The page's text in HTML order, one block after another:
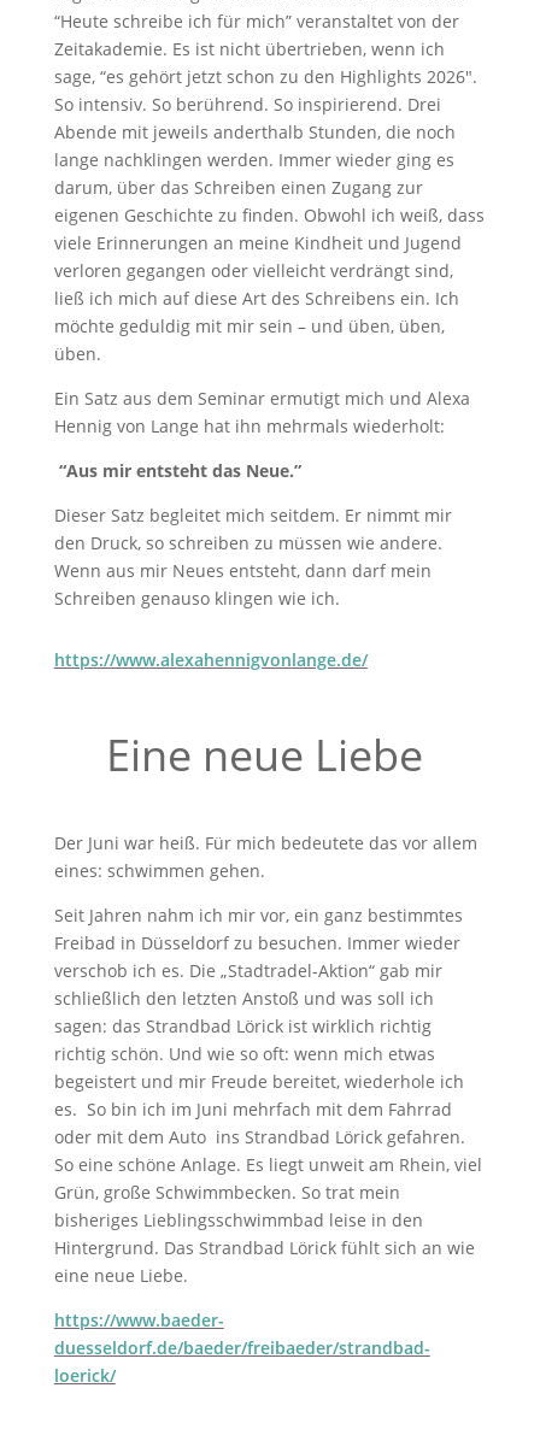
“Heute schreibe ich für mich” veranstaltet von der
Zeitakademie. Es ist nicht übertrieben, wenn ich
sage, “es gehört jetzt schon zu den Highlights 2026″.
So intensiv. So berührend. So inspirierend. Drei
Abende mit jeweils anderthalb Stunden, die noch
lange nachklingen werden. Immer wieder ging es
darum, über das Schreiben einen Zugang zur
eigenen Geschichte zu finden. Obwohl ich weiß, dass
viele Erinnerungen an meine Kindheit und Jugend
verloren gegangen oder vielleicht verdrängt sind,
ließ ich mich auf diese Art des Schreibens ein. Ich
möchte geduldig mit mir sein – und üben, üben,
üben.
Ein Satz aus dem Seminar ermutigt mich und Alexa
Hennig von Lange hat ihn mehrmals wiederholt:
“Aus mir entsteht das Neue.”
Dieser Satz begleitet mich seitdem. Er nimmt mir
den Druck, so schreiben zu müssen wie andere.
Wenn aus mir Neues entsteht, dann darf mein
Schreiben genauso klingen wie ich.
https://www.alexahennigvonlange.de/
Eine neue Liebe
Der Juni war heiß. Für mich bedeutete das vor allem
eines: schwimmen gehen.
Seit Jahren nahm ich mir vor, ein ganz bestimmtes
Freibad in Düsseldorf zu besuchen. Immer wieder
verschob ich es. Die „Stadtradel-Aktion“ gab mir
schließlich den letzten Anstoß und was soll ich
sagen: das Strandbad Lörick ist wirklich richtig
richtig schön. Und wie so oft: wenn mich etwas
begeistert und mir Freude bereitet, wiederhole ich
es. So bin ich im Juni mehrfach mit dem Fahrrad
oder mit dem Auto ins Strandbad Lörick gefahren.
So eine schöne Anlage. Es liegt unweit am Rhein, viel
Grün, große Schwimmbecken. So trat mein
bisheriges Lieblingsschwimmbad leise in den
Hintergrund. Das Strandbad Lörick fühlt sich an wie
eine neue Liebe.
https://www.baeder-
duesseldorf.de/baeder/freibaeder/strandbad-
loerick/